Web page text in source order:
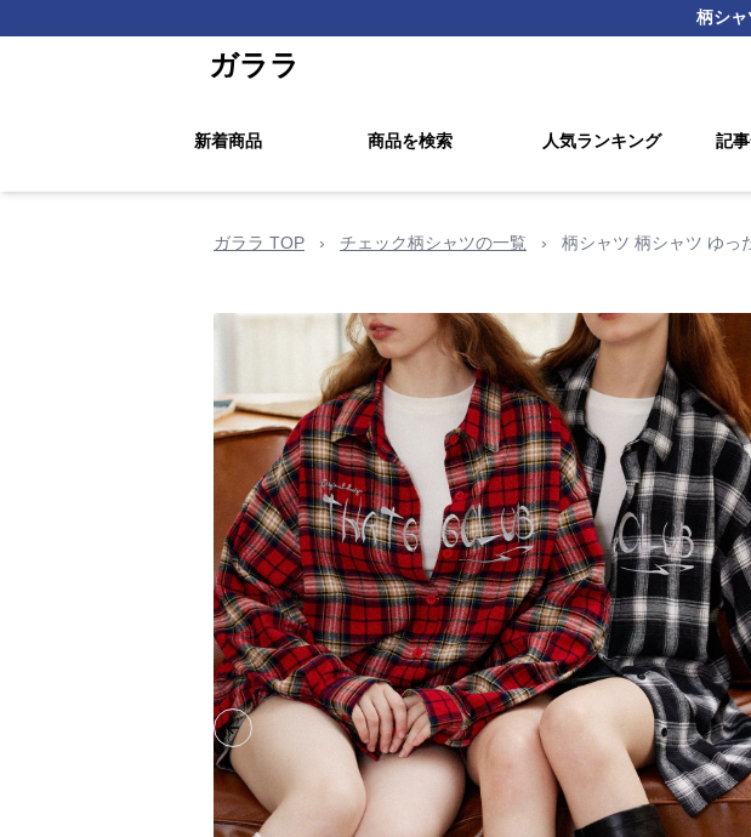
柄シャ
ガララ
新着商品 商品を検索 人気ランキング 記
ガララ TOP › チェック柄シャツの一覧 › 柄シャツ 柄シャツ ゆっ
Previous slide